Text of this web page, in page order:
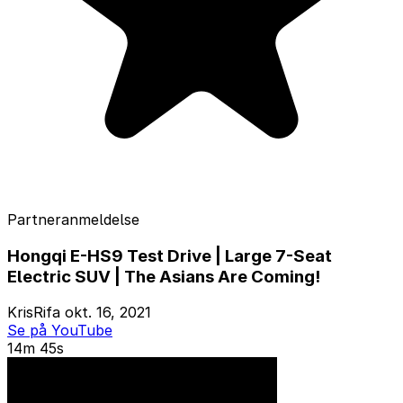
Partneranmeldelse
Hongqi E-HS9 Test Drive | Large 7-Seat
Electric SUV | The Asians Are Coming!
KrisRifa okt. 16, 2021
Se på YouTube
14m 45s